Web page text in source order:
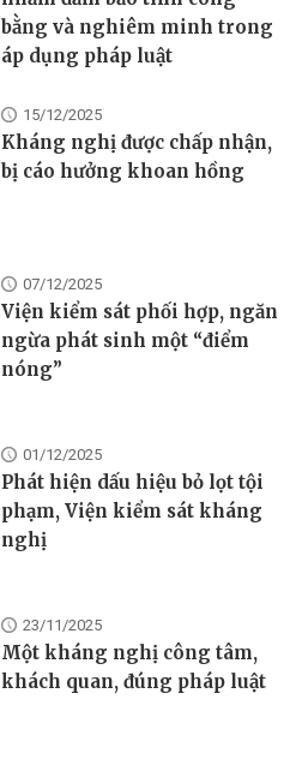
bằng và nghiêm minh trong
áp dụng pháp luật
15/12/2025
Kháng nghị được chấp nhận,
bị cáo hưởng khoan hồng
07/12/2025
Viện kiểm sát phối hợp, ngăn
ngừa phát sinh một “điểm
nóng”
01/12/2025
Phát hiện dấu hiệu bỏ lọt tội
phạm, Viện kiểm sát kháng
nghị
23/11/2025
Một kháng nghị công tâm,
khách quan, đúng pháp luật